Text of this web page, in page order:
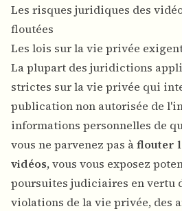
Les risques juridiques des
floutées
Les lois sur la vie privée
La plupart des juridictions
strictes sur la vie privée qui
publication non autorisée de
informations personnelles de
vous ne parvenez pas àflouter
vidéos, vous vous exposez
poursuites judiciaires en vertu
violations de la vie privée, des